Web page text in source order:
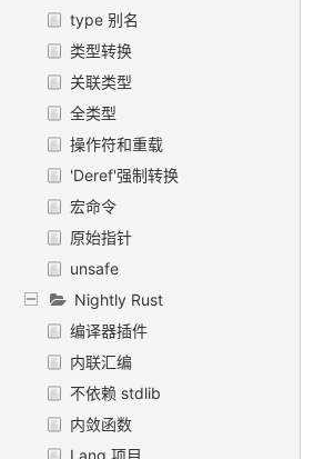
type 别名
类型转换
关联类型
全类型
操作符和重载
'Deref'强制转换
宏命令
原始指针
unsafe
Nightly Rust
编译器插件
内联汇编
不依赖 stdlib
内敛函数